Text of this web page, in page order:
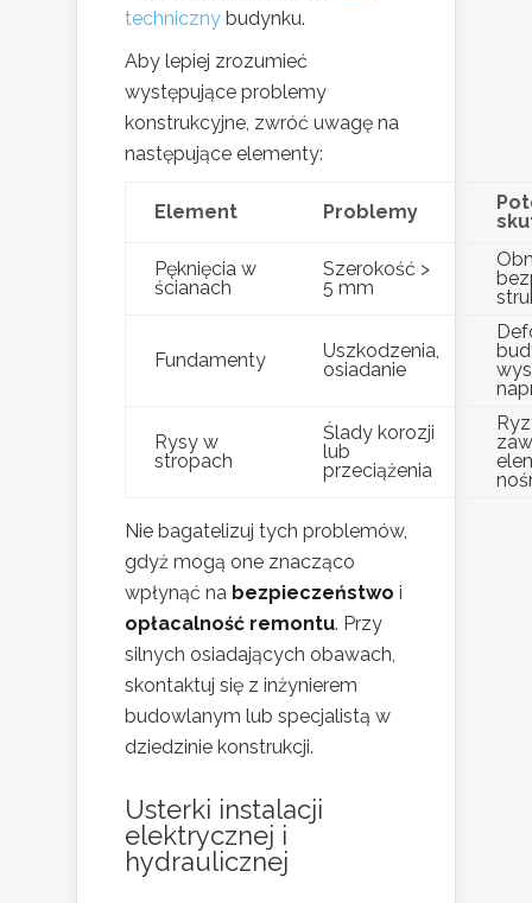
techniczny budynku.
Aby lepiej zrozumieć
występujące problemy
konstrukcyjne, zwróć uwagę na
następujące elementy:
Element Problemy
Pęknięcia w
ścianach
Szerokość >
5 mm
Fundamenty
Uszkodzenia,
osiadanie
Rysy w
stropach
Ślady korozji
lub
przeciążenia
Nie bagatelizuj tych problemów,
gdyż mogą one znacząco
wpłynąć na bezpieczeństwo i
opłacalność remontu. Przy
silnych osiadających obawach,
skontaktuj się z inżynierem
budowlanym lub specjalistą w
dziedzinie konstrukcji.
Usterki instalacji
elektrycznej i
hydraulicznej